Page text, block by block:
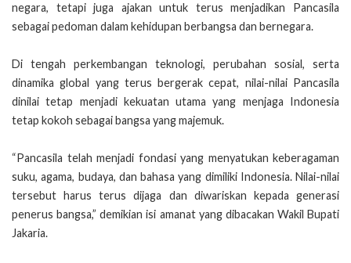
negara, tetapi juga ajakan untuk terus menjadikan Pancasila
sebagai pedoman dalam kehidupan berbangsa dan bernegara.
Di tengah perkembangan teknologi, perubahan sosial, serta
dinamika global yang terus bergerak cepat, nilai-nilai Pancasila
dinilai tetap menjadi kekuatan utama yang menjaga Indonesia
tetap kokoh sebagai bangsa yang majemuk.
“Pancasila telah menjadi fondasi yang menyatukan keberagaman
suku, agama, budaya, dan bahasa yang dimiliki Indonesia. Nilai-nilai
tersebut harus terus dijaga dan diwariskan kepada generasi
penerus bangsa,” demikian isi amanat yang dibacakan Wakil Bupati
Jakaria.